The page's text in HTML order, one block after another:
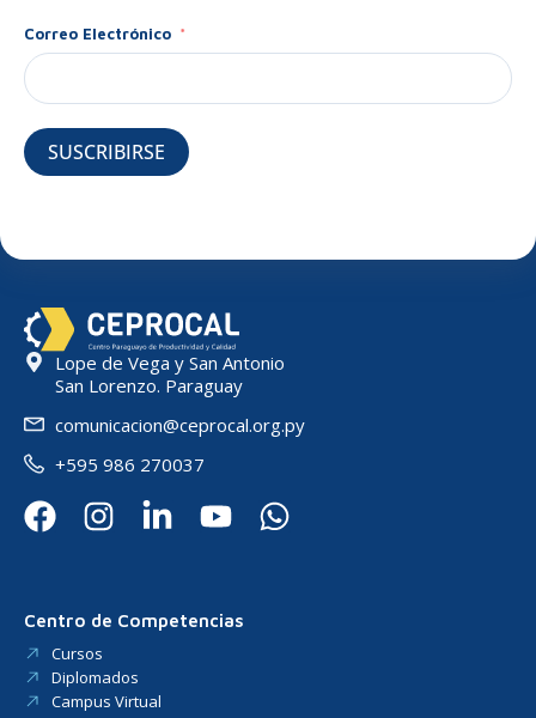
Correo Electrónico
SUSCRIBIRSE
Lope de Vega y San Antonio
San Lorenzo. Paraguay
comunicacion@ceprocal.org.py
+595 986 270037
Centro de Competencias
Cursos
Diplomados
Campus Virtual